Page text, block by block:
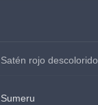
Satén rojo descolorido
Sumeru